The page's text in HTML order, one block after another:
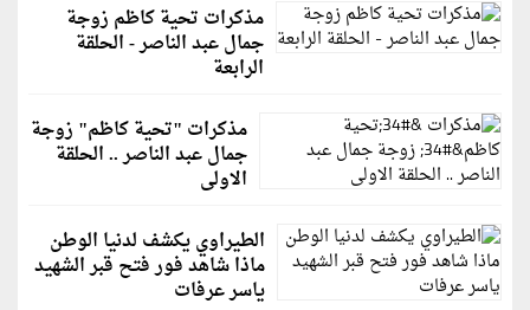
مذكرات تحية كاظم زوجة
جمال عبد الناصر - الحلقة
الرابعة
مذكرات "تحية كاظم" زوجة
جمال عبد الناصر .. الحلقة
الاولى
الطيراوي يكشف لدنيا الوطن
ماذا شاهد فور فتح قبر الشهيد
ياسر عرفات